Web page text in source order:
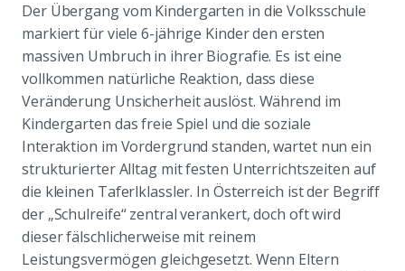
Der Übergang vom Kindergarten in die Volksschule
markiert für viele 6-jährige Kinder den ersten
massiven Umbruch in ihrer Biografie. Es ist eine
vollkommen natürliche Reaktion, dass diese
Veränderung Unsicherheit auslöst. Während im
Kindergarten das freie Spiel und die soziale
Interaktion im Vordergrund standen, wartet nun ein
strukturierter Alltag mit festen Unterrichtszeiten auf
die kleinen Taferlklassler. In Österreich ist der Begriff
der „Schulreife“ zentral verankert, doch oft wird
dieser fälschlicherweise mit reinem
Leistungsvermögen gleichgesetzt. Wenn Eltern